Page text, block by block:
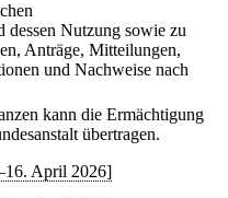
Nutzung sowie zu
Anträge, Mitteilungen,
und Nachweise nach
kann die Ermächtigung
übertragen.
April 2026]